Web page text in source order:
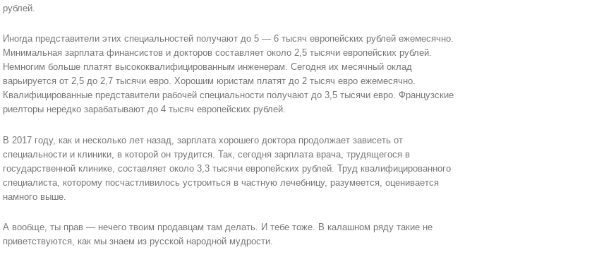
рублей.
Иногда представители этих специальностей получают до 5 — 6 тысяч европейских рублей ежемесячно.
Минимальная зарплата финансистов и докторов составляет около 2,5 тысячи европейских рублей.
Немногим больше платят высококвалифицированным инженерам. Сегодня их месячный оклад
варьируется от 2,5 до 2,7 тысячи евро. Хорошим юристам платят до 2 тысяч евро ежемесячно.
Квалифицированные представители рабочей специальности получают до 3,5 тысячи евро. Французские
риелторы нередко зарабатывают до 4 тысяч европейских рублей.
В 2017 году, как и несколько лет назад, зарплата хорошего доктора продолжает зависеть от
специальности и клиники, в которой он трудится. Так, сегодня зарплата врача, трудящегося в
государственной клинике, составляет около 3,3 тысячи европейских рублей. Труд квалифицированного
специалиста, которому посчастливилось устроиться в частную лечебницу, разумеется, оценивается
намного выше.
А вообще, ты прав — нечего твоим продавцам там делать. И тебе тоже. В калашном ряду такие не
приветствуются, как мы знаем из русской народной мудрости.